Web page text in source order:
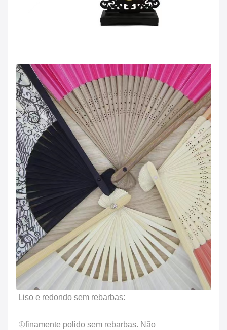
Liso e redondo sem rebarbas:
①finamente polido sem rebarbas. Não